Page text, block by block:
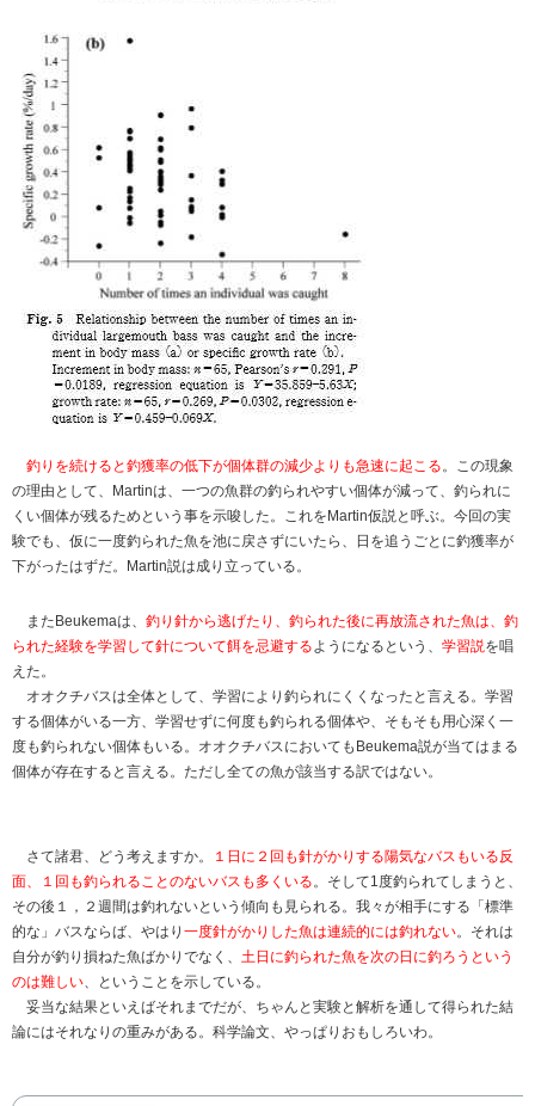
釣りを続けると釣獲率の低下が個体群の減少よりも急速に起こる。この現象
の理由として、Martinは、一つの魚群の釣られやすい個体が減って、釣られに
くい個体が残るためという事を示唆した。これをMartin仮説と呼ぶ。今回の実
験でも、仮に一度釣られた魚を池に戻さずにいたら、日を追うごとに釣獲率が
下がったはずだ。Martin説は成り立っている。
またBeukemaは、 釣り針から逃げたり、釣られた後に再放流された魚は、釣
られた経験を学習して針について餌を忌避するようになるという、 学習説を唱
えた。
オオクチバスは全体として、学習により釣られにくくなったと言える。学習
する個体がいる一方、学習せずに何度も釣られる個体や、そもそも用心深く一
度も釣られない個体もいる。オオクチバスにおいてもBeukema説が当てはまる
個体が存在すると言える。ただし全ての魚が該当する訳ではない。
さて諸君、どう考えますか。
１日に２回も針がかりする陽気なバスもいる反
面、１回も釣られることのないバスも多くいる。そして1度釣られてしまうと、
その後１，２週間は釣れないという傾向も見られる。我々が相手にする「標準
的な」バスならば、やはり 一度針がかりした魚は連続的には釣れない。それは
自分が釣り損ねた魚ばかりでなく、 土日に釣られた魚を次の日に釣ろうという
のは難しい、ということを示している。
妥当な結果といえばそれまでだが、ちゃんと実験と解析を通して得られた結
論にはそれなりの重みがある。科学論文、やっぱりおもしろいわ。